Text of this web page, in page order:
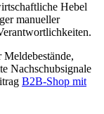
Hebel
manueller
Nachschubsignale
B2B-Shop mit